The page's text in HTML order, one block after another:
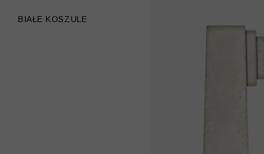
BIAŁE KOSZULE